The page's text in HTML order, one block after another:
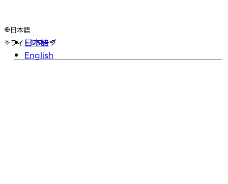
日本語
日本語
English
ライト ダーク